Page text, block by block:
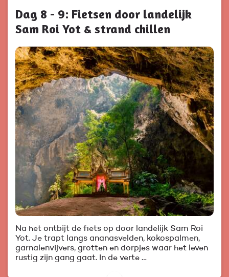
Dag 8 - 9: Fietsen door landelijk
Sam Roi Yot & strand chillen
Na het ontbijt de fiets op door landelijk Sam Roi
Yot. Je trapt langs ananasvelden, kokospalmen,
garnalenvijvers, grotten en dorpjes waar het leven
rustig zijn gang gaat. In de verte …